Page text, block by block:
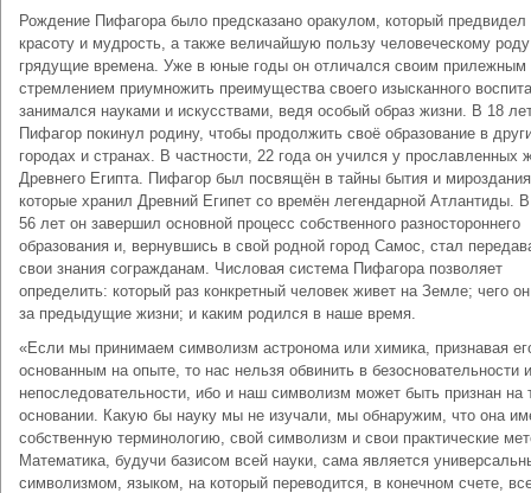
Рождение Пифагора было предсказано оракулом, который предвидел
красоту и мудрость, а также величайшую пользу человеческому
грядущие времена. Уже в юные годы он отличался своим прилежным
стремлением приумножить преимущества своего изысканного
занимался науками и искусствами, ведя особый образ жизни. В 18
Пифагор покинул родину, чтобы продолжить своё образование в
городах и странах. В частности, 22 года он учился у прославленных
Древнего Египта. Пифагор был посвящён в тайны бытия и
которые хранил Древний Египет со времён легендарной Атлантиды.
56 лет он завершил основной процесс собственного разностороннего
образования и, вернувшись в свой родной город Самос, стал
свои знания согражданам. Числовая система Пифагора позволяет
определить: который раз конкретный человек живет на Земле; чего
за предыдущие жизни; и каким родился в наше время.
«Если мы принимаем символизм астронома или химика, признавая
основанным на опыте, то нас нельзя обвинить в безосновательности
непоследовательности, ибо и наш символизм может быть признан на
основании. Какую бы науку мы не изучали, мы обнаружим, что она
собственную терминологию, свой символизм и свои практические
Математика, будучи базисом всей науки, сама является
символизмом, языком, на который переводится, в конечном счете,